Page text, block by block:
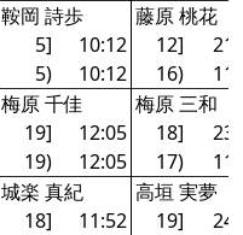
鞍岡 詩歩
藤原 桃花
5]
10:12 12]
5)
10:12 16)
梅原 千佳
梅原 三和
19]
12:05 18]
19)
12:05 17)
城楽 真紀
高垣 実夢
18]
11:52 19]